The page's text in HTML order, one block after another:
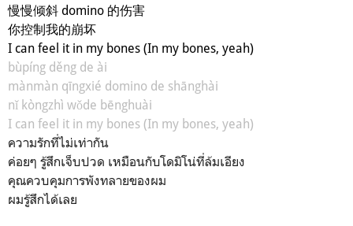
慢慢倾斜 domino 的伤害
你控制我的崩坏
I can feel it in my bones (In my bones, yeah)
bùpíng děng de ài
mànmàn qīngxié domino de shānghài
nǐ kòngzhì wǒde bēnghuài
I can feel it in my bones (In my bones, yeah)
ความรักที่ไม่เท่ากัน
ค่อยๆ รู้สึกเจ็บปวด เหมือนกับโดมิโน่ที่ล้มเอียง
คุณควบคุมการพังทลายของผม
ผมรู้สึกได้เลย